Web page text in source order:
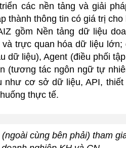
các nền tảng và giải
thành thông tin có giá trị
gồm Nền tảng dữ liệu
trực quan hóa dữ liệu lớn;
dữ liệu), Agent (điều phối
(tương tác ngôn ngữ tự
cơ sở dữ liệu, API, thiết
thực tế.